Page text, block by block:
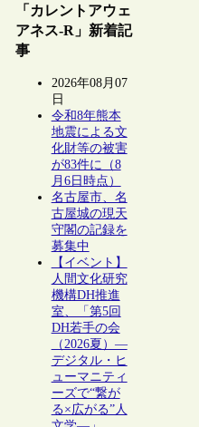
「カレントアウェ
アネス-R」新着記
事
2026年08月07
日
令和8年熊本
地震による文
化財等の被害
が83件に（8
月6日時点）
名古屋市、名
古屋城の現天
守閣の記録を
募集中
【イベント】
人間文化研究
機構DH推進
室、「第5回
DH若手の会
（2026夏）―
デジタル・ヒ
ューマニティ
ーズで“繋が
る×広がる”人